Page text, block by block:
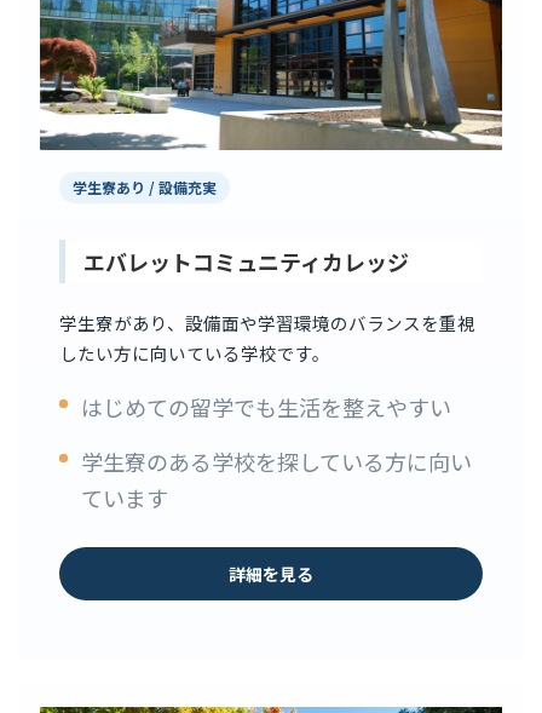
学生寮あり / 設備充実
エバレットコミュニティカレッジ
学生寮があり、設備面や学習環境のバランスを重視
したい方に向いている学校です。
はじめての留学でも生活を整えやすい
学生寮のある学校を探している方に向い
ています
詳細を見る